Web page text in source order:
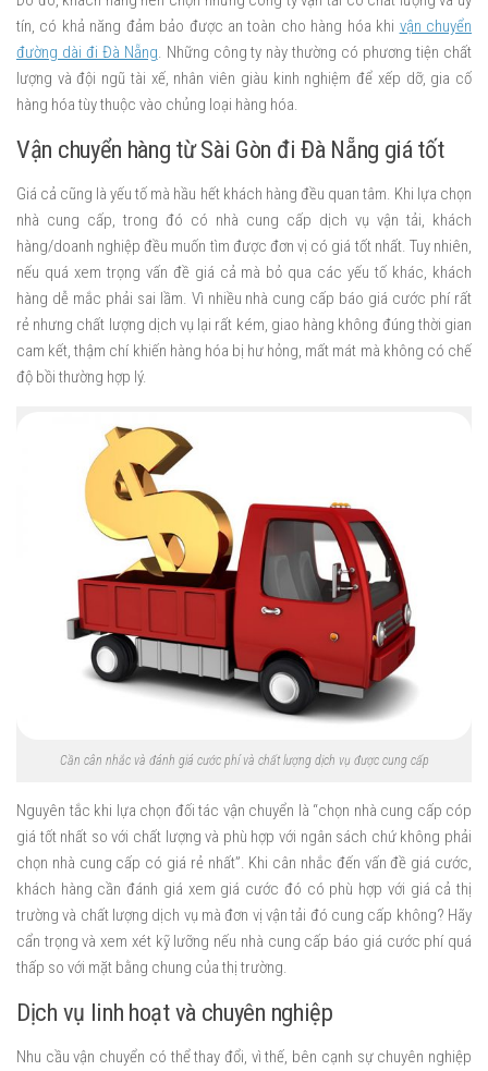
tín, có khả năng đảm bảo được an toàn cho hàng hóa khi vận chuyển
đường dài đi Đà Nẵng. Những công ty này thường có phương tiện chất
lượng và đội ngũ tài xế, nhân viên giàu kinh nghiệm để xếp dỡ, gia cố
hàng hóa tùy thuộc vào chủng loại hàng hóa.
Vận chuyển hàng từ Sài Gòn đi Đà Nẵng giá tốt
Giá cả cũng là yếu tố mà hầu hết khách hàng đều quan tâm. Khi lựa chọn
nhà cung cấp, trong đó có nhà cung cấp dịch vụ vận tải, khách
hàng/doanh nghiệp đều muốn tìm được đơn vị có giá tốt nhất. Tuy nhiên,
nếu quá xem trọng vấn đề giá cả mà bỏ qua các yếu tố khác, khách
hàng dễ mắc phải sai lầm. Vì nhiều nhà cung cấp báo giá cước phí rất
rẻ nhưng chất lượng dịch vụ lại rất kém, giao hàng không đúng thời gian
cam kết, thậm chí khiến hàng hóa bị hư hỏng, mất mát mà không có chế
độ bồi thường hợp lý.
Cần cân nhắc và đánh giá cước phí và chất lượng dịch vụ được cung cấp
Nguyên tắc khi lựa chọn đối tác vận chuyển là “chọn nhà cung cấp cóp
giá tốt nhất so với chất lượng và phù hợp với ngân sách chứ không phải
chọn nhà cung cấp có giá rẻ nhất”. Khi cân nhắc đến vấn đề giá cước,
khách hàng cần đánh giá xem giá cước đó có phù hợp với giá cả thị
trường và chất lượng dịch vụ mà đơn vị vận tải đó cung cấp không? Hãy
cẩn trọng và xem xét kỹ lưỡng nếu nhà cung cấp báo giá cước phí quá
thấp so với mặt bằng chung của thị trường.
Dịch vụ linh hoạt và chuyên nghiệp
Nhu cầu vận chuyển có thể thay đổi, vì thế, bên cạnh sự chuyên nghiệp